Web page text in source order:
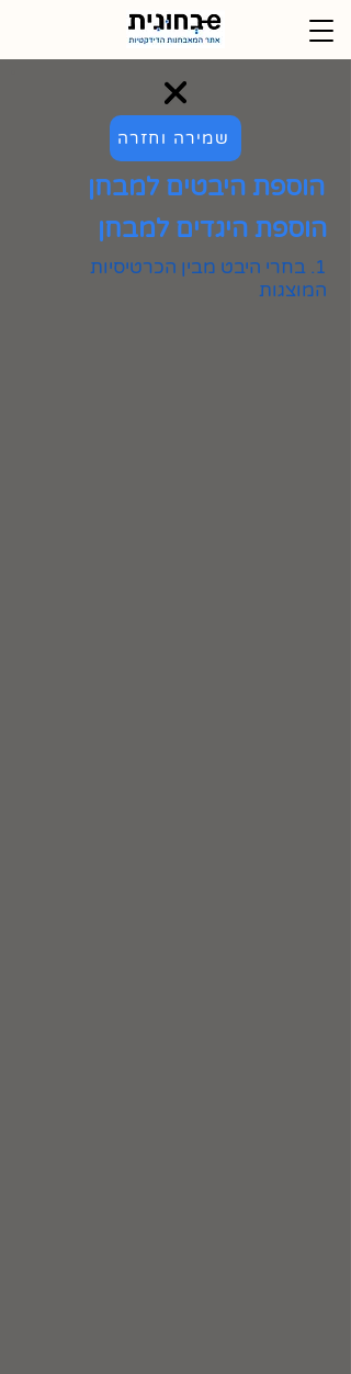
שמירה וחזרה
הוספת היבטים למבחן
הוספת היגדים למבחן
1. בחרי היבט מבין הכרטיסיות
המוצגות